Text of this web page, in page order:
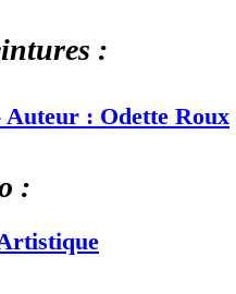
:
Auteur : Odette Roux
: